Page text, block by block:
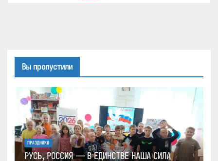
Вы пропустили
ПРАЗДНИКИ
РУСЬ, РОССИЯ — В ЕДИНСТВЕ НАША СИЛА